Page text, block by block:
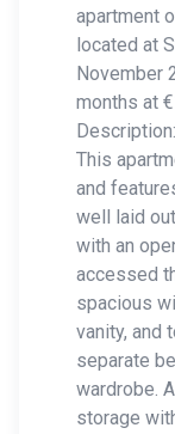
apartment
located at
November
months at
Description:
This
and
well laid
with an
accessed
spacious
vanity, and
separate
wardrobe.
storage